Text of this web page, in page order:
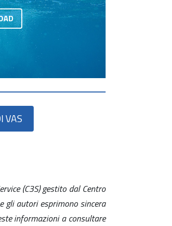
VAS
(C3S) gestito dal Centro
gli autori esprimono sincera
informazioni a consultare